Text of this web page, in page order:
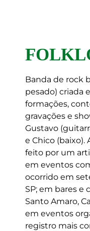
Banda de rock
pesado) criada
formações,
gravações e
Gustavo
e Chico (baixo).
feito por um
em eventos
ocorrido em
SP; em bares e
Santo Amaro,
em eventos
registro mais